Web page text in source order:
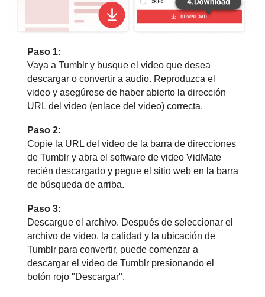
Paso 1:
Vaya a Tumblr y busque el video que desea
descargar o convertir a audio. Reproduzca el
video y asegúrese de haber abierto la dirección
URL del video (enlace del video) correcta.
Paso 2:
Copie la URL del video de la barra de direcciones
de Tumblr y abra el software de video VidMate
recién descargado y pegue el sitio web en la barra
de búsqueda de arriba.
Paso 3:
Descargue el archivo. Después de seleccionar el
archivo de video, la calidad y la ubicación de
Tumblr para convertir, puede comenzar a
descargar el video de Tumblr presionando el
botón rojo "Descargar".